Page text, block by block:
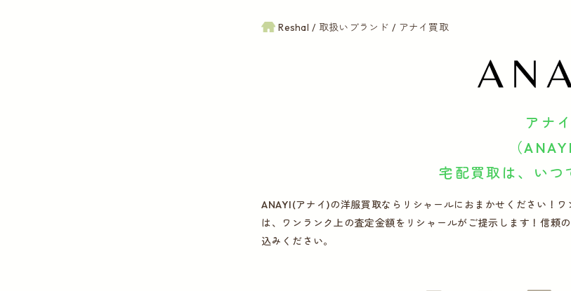
Reshal 取扱いブランド アナイ買取
アナイ
（
宅配買取は、いつ
ANAYI(アナイ)の洋服買取ならリシャールにおまかせください！
は、ワンランク上の査定金額をリシャールがご提示します！信頼
込みください。